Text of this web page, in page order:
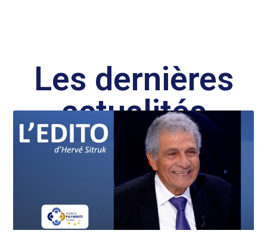
Les dernières
actualités